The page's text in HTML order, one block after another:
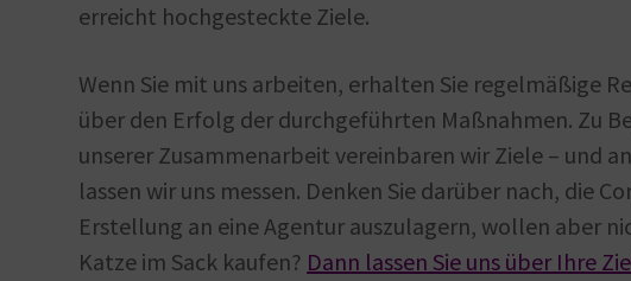
erreicht hochgesteckte Ziele.
Wenn Sie mit uns arbeiten, erhalten Sie regelmäßige
über den Erfolg der durchgeführten Maßnahmen. Zu
unserer Zusammenarbeit vereinbaren wir Ziele – und
lassen wir uns messen. Denken Sie darüber nach, die
Erstellung an eine Agentur auszulagern, wollen aber
Katze im Sack kaufen? Dann lassen Sie uns über Ihre